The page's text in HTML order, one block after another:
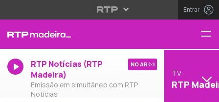
Entrar
RTP Notícias (RTP
Madeira)
Emissão em simultâneo com RTP
Notícias
NO AR
TV
RTP